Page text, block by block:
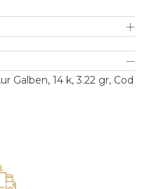
Galben, 14 k, 3.22 gr, Cod